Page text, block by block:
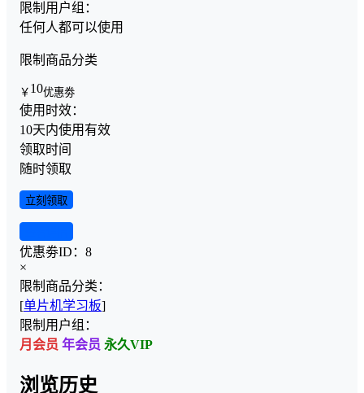
限制用户组：
任何人都可以使用
限制商品分类
￥ 10优惠劵
使用时效：
10天内使用有效
领取时间
随时领取
立刻领取
优惠劵ID： 8
×
限制商品分类：
[单片机学习板]
限制用户组：
月会员 年会员 永久VIP
浏览历史